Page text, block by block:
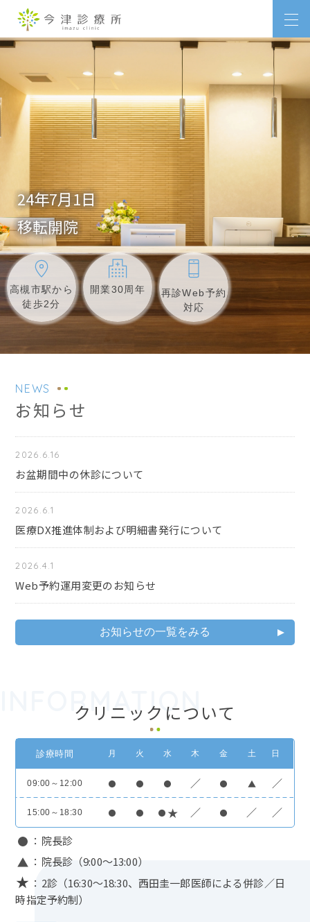
24年7月1日
移転開院
高槻市駅から
徒歩2分
開業30周年
再診Web予約
対応
NEWS
お知らせ
2026.6.16
お盆期間中の休診について
2026.6.1
医療DX推進体制および明細書発行について
2026.4.1
Web予約運用変更のお知らせ
お知らせの一覧をみる
INFORMATION
クリニックについて
診療時間 月 火 水 木 金 土 日
09:00～12:00 ／ ／
15:00～18:30 ／ ／
／
：院長診
：院長診（9:00～13:00）
★ ：2診（16:30～18:30、西田圭一郎医師による併診／日
時指定予約制）